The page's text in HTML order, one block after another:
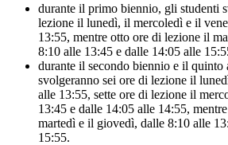
durante il primo biennio, gli studenti
lezione il lunedì, il mercoledì e il
13:55, mentre otto ore di lezione il
8:10 alle 13:45 e dalle 14:05 alle
durante il secondo biennio e il quinto
svolgeranno sei ore di lezione il
alle 13:55, sette ore di lezione il
13:45 e dalle 14:05 alle 14:55,
martedì e il giovedì, dalle 8:10 alle
15:55.